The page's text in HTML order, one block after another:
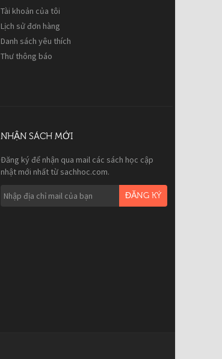
Tài khoản của tôi
Lịch sử đơn hàng
Danh sách yêu thích
Thư thông báo
NHẬN SÁCH MỚI
Đăng ký để nhận qua mail các sách học cập
nhật mới nhất từ sachhoc.com.
ĐĂNG KÝ